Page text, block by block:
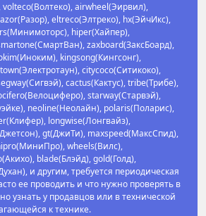
airwheel(Эирвил),
eltreco(Элтреко), hx(ЭйчИкс),
hiper(Хайпер),
zaxboard(ЗаксБоард),
kingsong(Кингсонг),
citycoco(Ситикоко),
cactus(Кактус), tribe(Трибе),
starway(Старвэй),
neoline(Неолайн), polaris(Поларис),
longwise(Лонгвайз),
gt(ДжиТи), maxspeed(МаксСпид),
wheels(Вилс),
blade(Блэйд), gold(Голд),
и другим, требуется периодическая
ее проводить и что нужно проверять в
узнать у продавцов или в технической
к технике.